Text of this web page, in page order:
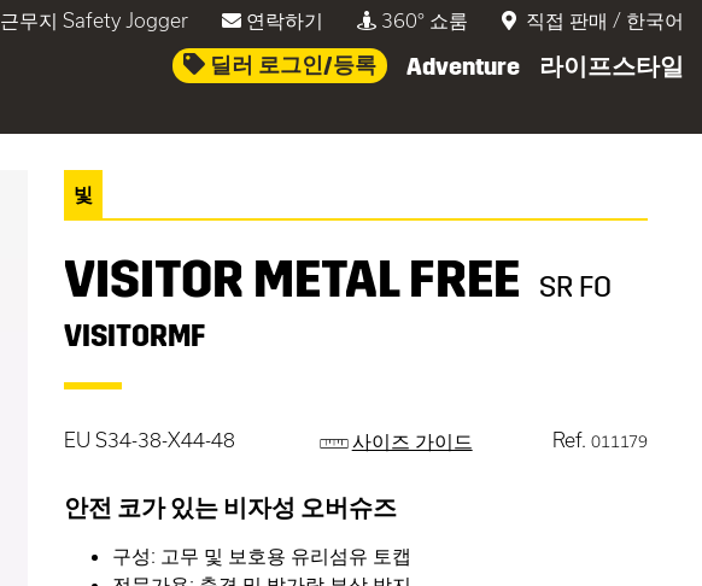
근무지 Safety Jogger 연락하기 360° 쇼룸 직접 판매 / 한국어
딜러 로그인/등록 Adventure 라이프스타일
빛
VISITOR METAL FREE
SR FO
VISITORMF
EU S34-38-X44-48 사이즈 가이드 Ref. 011179
안전 코가 있는 비자성 오버슈즈
구성: 고무 및 보호용 유리섬유 토캡